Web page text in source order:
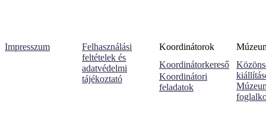
Impresszum
Felhasználási
feltételek és
adatvédelmi
tájékoztató
Koordinátorok
Koordinátorkereső
Koordinátori
feladatok